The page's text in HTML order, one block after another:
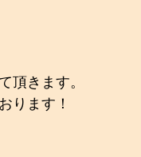
きます。
ります！